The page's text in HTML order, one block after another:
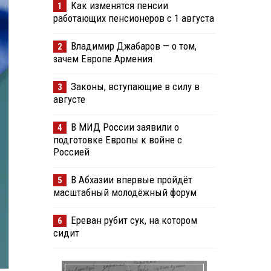
1
Как изменятся пенсии
работающих пенсионеров с 1 августа
2
Владимир Джабаров — о том,
зачем Европе Армения
3
Законы, вступающие в силу в
августе
4
В МИД России заявили о
подготовке Европы к войне с
Россией
5
В Абхазии впервые пройдёт
масштабный молодёжный форум
6
Ереван рубит сук, на котором
сидит